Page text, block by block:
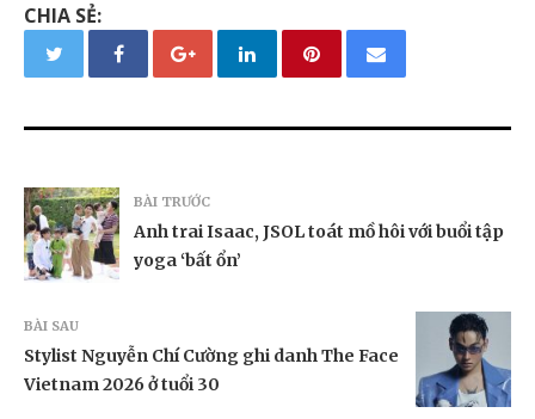
CHIA SẺ:
BÀI TRƯỚC
Anh trai Isaac, JSOL toát mồ hôi với buổi tập
yoga ‘bất ổn’
BÀI SAU
Stylist Nguyễn Chí Cường ghi danh The Face
Vietnam 2026 ở tuổi 30